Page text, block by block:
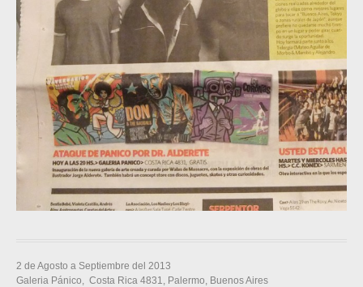
2 de Agosto a Septiembre del 2013
Galeria Pánico, Costa Rica 4831, Palermo, Buenos Aires